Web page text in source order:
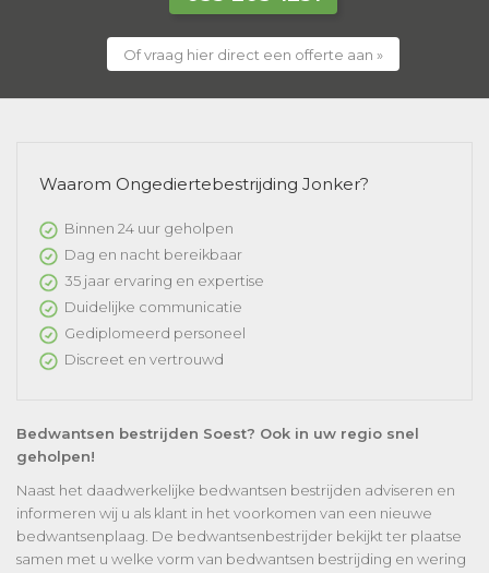
Of vraag hier direct een offerte aan »
Waarom Ongediertebestrijding Jonker?
Binnen 24 uur geholpen
Dag en nacht bereikbaar
35 jaar ervaring en expertise
Duidelijke communicatie
Gediplomeerd personeel
Discreet en vertrouwd
Bedwantsen bestrijden Soest? Ook in uw regio snel
geholpen!
Naast het daadwerkelijke bedwantsen bestrijden adviseren en
informeren wij u als klant in het voorkomen van een nieuwe
bedwantsenplaag. De bedwantsenbestrijder bekijkt ter plaatse
samen met u welke vorm van bedwantsen bestrijding en wering